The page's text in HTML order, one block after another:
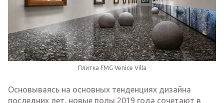
Плитка FMG Venice Villa
Основываясь на основных тенденциях дизайна
последних лет, новые полы 2019 года сочетают в